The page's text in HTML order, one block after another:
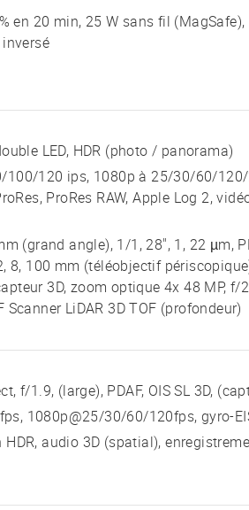
en 20 min, 25 W sans fil
LED, HDR (photo / panorama)
120 ips, 1080p à 25/30/60/120/
ProRes RAW, Apple Log 2,
(grand angle), 1/1, 28", 1, 22 µm,
8, 100 mm (téléobjectif
3D, zoom optique 4x 48 MP, f/
Scanner LiDAR 3D TOF (profondeur)
f/1.9, (large), PDAF, OIS SL 3D,
1080p@25/30/60/120fps, gyro-
HDR, audio 3D (spatial),